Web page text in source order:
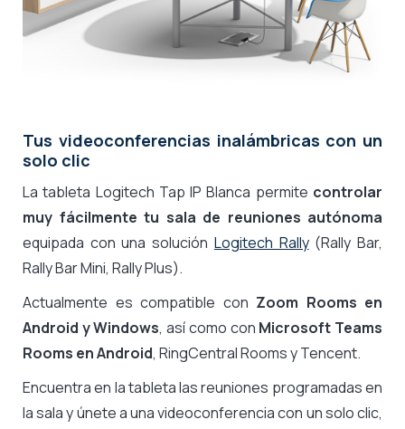
Tus videoconferencias inalámbricas con un
solo clic
La tableta Logitech Tap IP Blanca permite controlar
muy fácilmente tu sala de reuniones autónoma
equipada con una solución Logitech Rally(Rally Bar,
Rally Bar Mini, Rally Plus).
Actualmente es compatible con Zoom Rooms en
Android y Windows, así como con Microsoft Teams
Rooms en Android, RingCentral Rooms y Tencent.
Encuentra en la tableta las reuniones programadas en
la sala y únete a una videoconferencia con un solo clic,